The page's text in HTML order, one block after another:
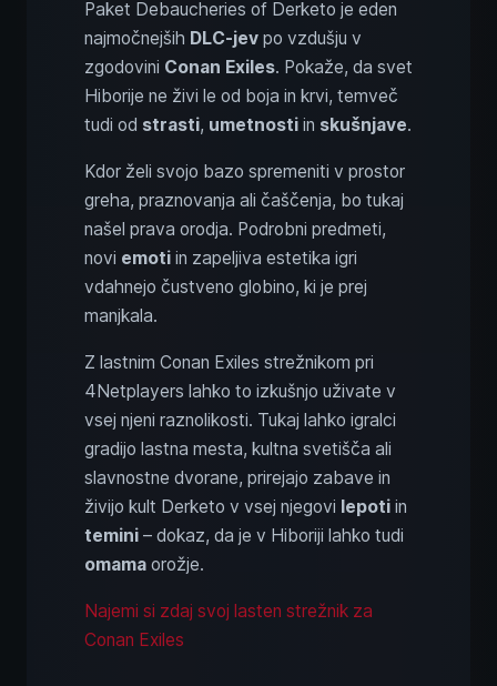
Paket Debaucheries of Derketo je eden
najmočnejših DLC-jev po vzdušju v
zgodovini Conan Exiles. Pokaže, da svet
Hiborije ne živi le od boja in krvi, temveč
tudi od strasti, umetnosti in skušnjave.
Kdor želi svojo bazo spremeniti v prostor
greha, praznovanja ali čaščenja, bo tukaj
našel prava orodja. Podrobni predmeti,
novi emoti in zapeljiva estetika igri
vdahnejo čustveno globino, ki je prej
manjkala.
Z lastnim Conan Exiles strežnikom pri
4Netplayers lahko to izkušnjo uživate v
vsej njeni raznolikosti. Tukaj lahko igralci
gradijo lastna mesta, kultna svetišča ali
slavnostne dvorane, prirejajo zabave in
živijo kult Derketo v vsej njegovi lepoti in
temini – dokaz, da je v Hiboriji lahko tudi
omama orožje.
Najemi si zdaj svoj lasten strežnik za
Conan Exiles